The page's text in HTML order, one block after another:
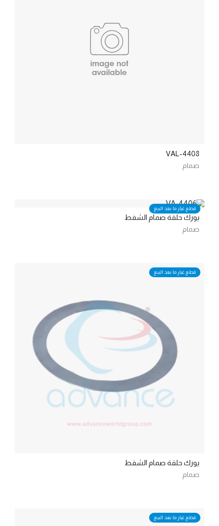
VAL-4408
صمام
قطع غيار ما بعد البيع
يورك حلقة صمام الشفط
صمام
قطع غيار ما بعد البيع
يورك حلقة صمام الشفط
صمام
قطع غيار ما بعد البيع